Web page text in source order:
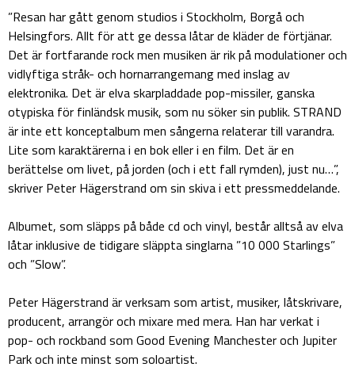
”Resan har gått genom studios i Stockholm, Borgå och
Helsingfors. Allt för att ge dessa låtar de kläder de förtjänar.
Det är fortfarande rock men musiken är rik på modulationer och
vidlyftiga stråk- och hornarrangemang med inslag av
elektronika. Det är elva skarpladdade pop-missiler, ganska
otypiska för finländsk musik, som nu söker sin publik. STRAND
är inte ett konceptalbum men sångerna relaterar till varandra.
Lite som karaktärerna i en bok eller i en film. Det är en
berättelse om livet, på jorden (och i ett fall rymden), just nu…”,
skriver Peter Hägerstrand om sin skiva i ett pressmeddelande.
Albumet, som släpps på både cd och vinyl, består alltså av elva
låtar inklusive de tidigare släppta singlarna ”10 000 Starlings”
och ”Slow”.
Peter Hägerstrand är verksam som artist, musiker, låtskrivare,
producent, arrangör och mixare med mera. Han har verkat i
pop- och rockband som Good Evening Manchester och Jupiter
Park och inte minst som soloartist.